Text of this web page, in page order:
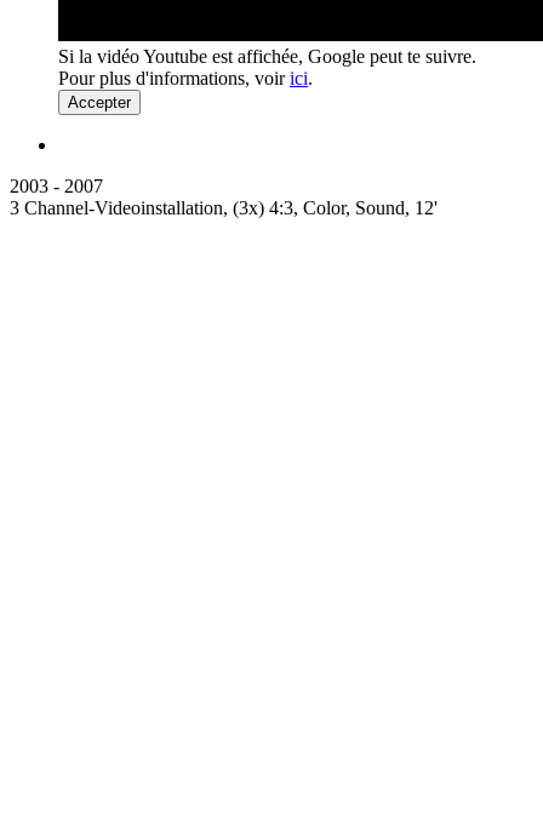
Si la vidéo Youtube est affichée, Google peut te suivre.
Pour plus d'informations, voirici.
Accepter
2003 - 2007
3 Channel-Videoinstallation, (3x) 4:3, Color, Sound, 12'